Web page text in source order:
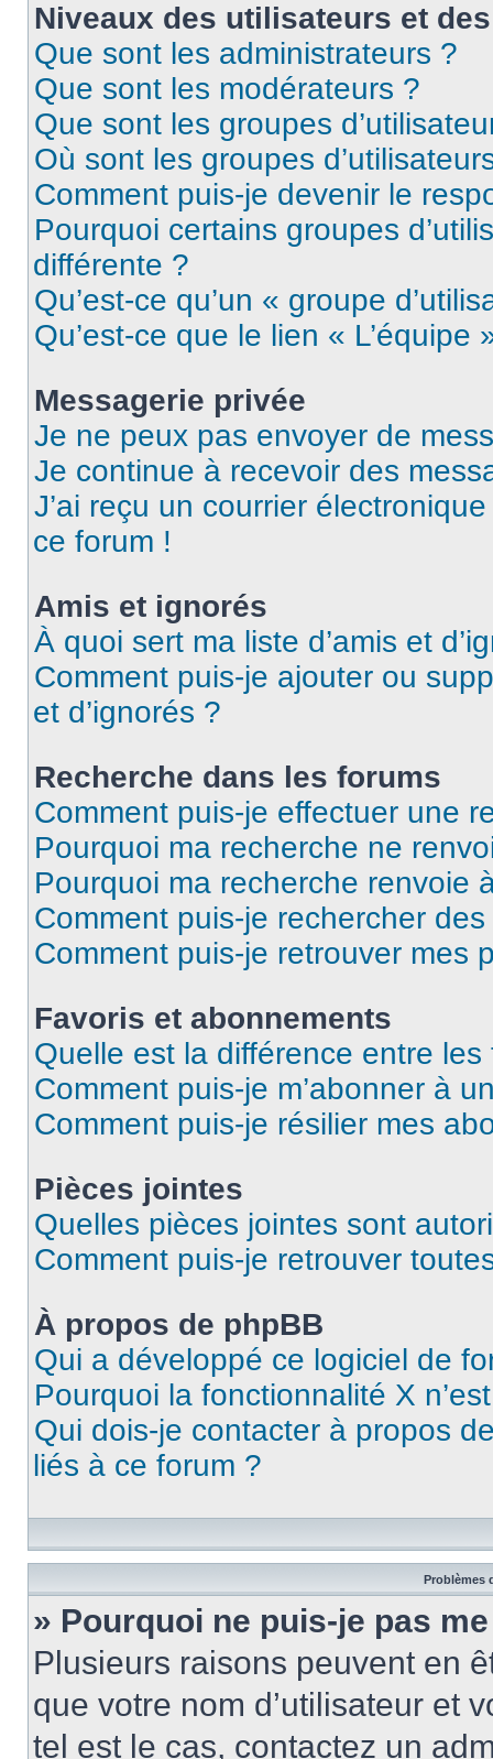
Niveaux des utilisateurs et
Que sont les administrateurs ?
Que sont les modérateurs ?
Que sont les groupes
Où sont les groupes
Comment puis-je devenir le
Pourquoi certains groupes
différente ?
Qu’est-ce qu’un « groupe
Qu’est-ce que le lien « L’équipe
Messagerie privée
Je ne peux pas envoyer de
Je continue à recevoir des
J’ai reçu un courrier
ce forum !
Amis et ignorés
À quoi sert ma liste d’amis et
Comment puis-je ajouter ou
et d’ignorés ?
Recherche dans les forums
Comment puis-je effectuer une
Pourquoi ma recherche ne
Pourquoi ma recherche renvoie
Comment puis-je rechercher
Comment puis-je retrouver mes
Favoris et abonnements
Quelle est la différence entre
Comment puis-je m’abonner à
Comment puis-je résilier mes
Pièces jointes
Quelles pièces jointes sont
Comment puis-je retrouver
À propos de phpBB
Qui a développé ce logiciel de
Pourquoi la fonctionnalité X
Qui dois-je contacter à propos
liés à ce forum ?
Problèmes
» Pourquoi ne puis-je pas
Plusieurs raisons peuvent en
que votre nom d’utilisateur et
tel est le cas, contactez un